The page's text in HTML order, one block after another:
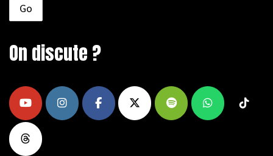
On discute ?